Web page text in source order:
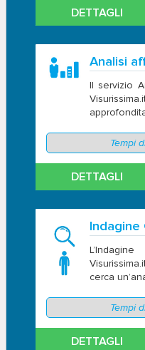
DETTAGLI
Analisi
Il servizio
Tempi
DETTAGLI
Indagine
cerca
Tempi
DETTAGLI